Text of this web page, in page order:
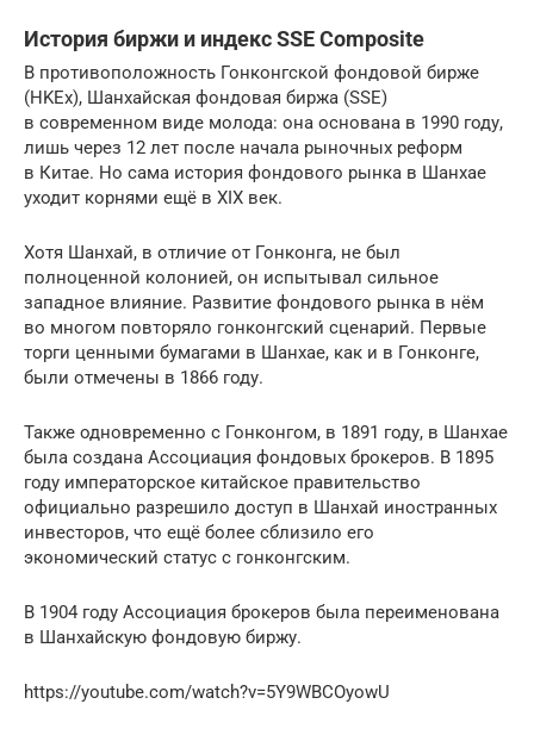
​История биржи и индекс SSE Composite
В противоположность Гонконгской фондовой бирже
(HKEx), Шанхайская фондовая биржа (SSE)
в современном виде молода: она основана в 1990 году,
лишь через 12 лет после начала рыночных реформ
в Китае. Но сама история фондового рынка в Шанхае
уходит корнями ещё в XIX век.
Хотя Шанхай, в отличие от Гонконга, не был
полноценной колонией, он испытывал сильное
западное влияние. Развитие фондового рынка в нём
во многом повторяло гонконгский сценарий. Первые
торги ценными бумагами в Шанхае, как и в Гонконге,
были отмечены в 1866 году.
Также одновременно с Гонконгом, в 1891 году, в Шанхае
была создана Ассоциация фондовых брокеров. В 1895
году императорское китайское правительство
официально разрешило доступ в Шанхай иностранных
инвесторов, что ещё более сблизило его
экономический статус с гонконгским.
В 1904 году Ассоциация брокеров была переименована
в Шанхайскую фондовую биржу.
https://youtube.com/watch?v=5Y9WBCOyowU